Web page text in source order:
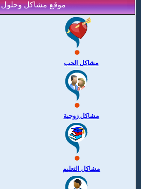
موقع مشاكل وحلول
مشاكل الحب
مشاكل زوجية
مشاكل التعليم